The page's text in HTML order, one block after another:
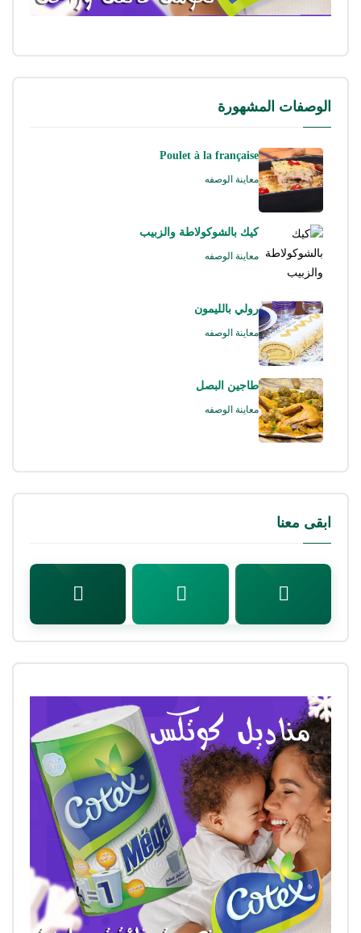
الوصفات المشهورة
Poulet à la française
معاينة الوصفه
كيك بالشوكولاطة والزبيب
معاينة الوصفه
رولي بالليمون
معاينة الوصفه
طاجين البصل
معاينة الوصفه
ابقى معنا